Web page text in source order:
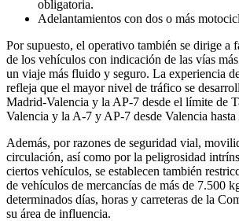
obligatoria.
Adelantamientos con dos o más
Por supuesto, el operativo también se dirige a
de los vehículos con indicación de las vías
un viaje más fluido y seguro. La experiencia
refleja que el mayor nivel de tráfico se
Madrid-Valencia y la AP-7 desde el límite de
Valencia y la A-7 y AP-7 desde Valencia
Además, por razones de seguridad vial,
circulación, así como por la peligrosidad
ciertos vehículos, se establecen también
de vehículos de mercancías de más de 7.500
determinados días, horas y carreteras de la
su área de influencia.